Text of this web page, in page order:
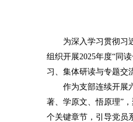
为深入学习贯彻习
组织开展2025年度“同
习、集体研读与专题交
作为支部连续开展
著、学原文、悟原理”
个关键章节，引导党员